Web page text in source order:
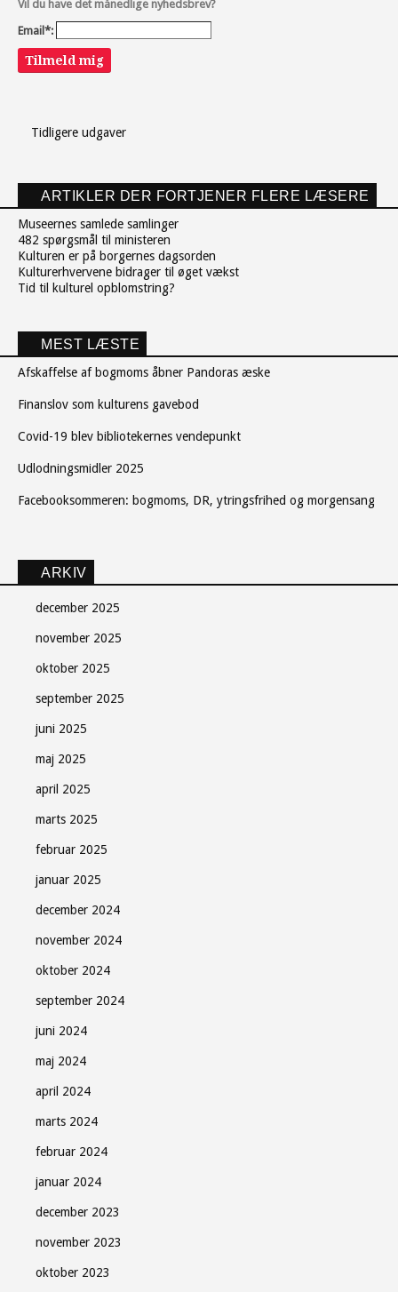
Vil du have det månedlige nyhedsbrev?
Email*:
Tilmeld mig
Tidligere udgaver
ARTIKLER DER FORTJENER FLERE LÆSERE
Museernes samlede samlinger
482 spørgsmål til ministeren
Kulturen er på borgernes dagsorden
Kulturerhvervene bidrager til øget vækst
Tid til kulturel opblomstring?
MEST LÆSTE
Afskaffelse af bogmoms åbner Pandoras æske
Finanslov som kulturens gavebod
Covid-19 blev bibliotekernes vendepunkt
Udlodningsmidler 2025
Facebooksommeren: bogmoms, DR, ytringsfrihed og morgensang
ARKIV
december 2025
november 2025
oktober 2025
september 2025
juni 2025
maj 2025
april 2025
marts 2025
februar 2025
januar 2025
december 2024
november 2024
oktober 2024
september 2024
juni 2024
maj 2024
april 2024
marts 2024
februar 2024
januar 2024
december 2023
november 2023
oktober 2023